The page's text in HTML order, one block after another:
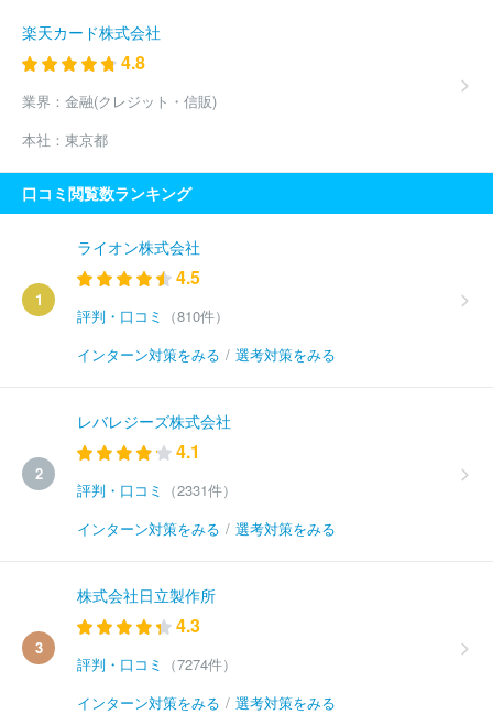
楽天カード株式会社
4.8
業界： 金融(クレジット・信販)
本社： 東京都
口コミ閲覧数ランキング
1
ライオン株式会社
4.5
評判・口コミ
（810件）
インターン対策をみる / 選考対策をみる
2
レバレジーズ株式会社
4.1
評判・口コミ
（2331件）
インターン対策をみる / 選考対策をみる
3
株式会社日立製作所
4.3
評判・口コミ
（7274件）
インターン対策をみる / 選考対策をみる